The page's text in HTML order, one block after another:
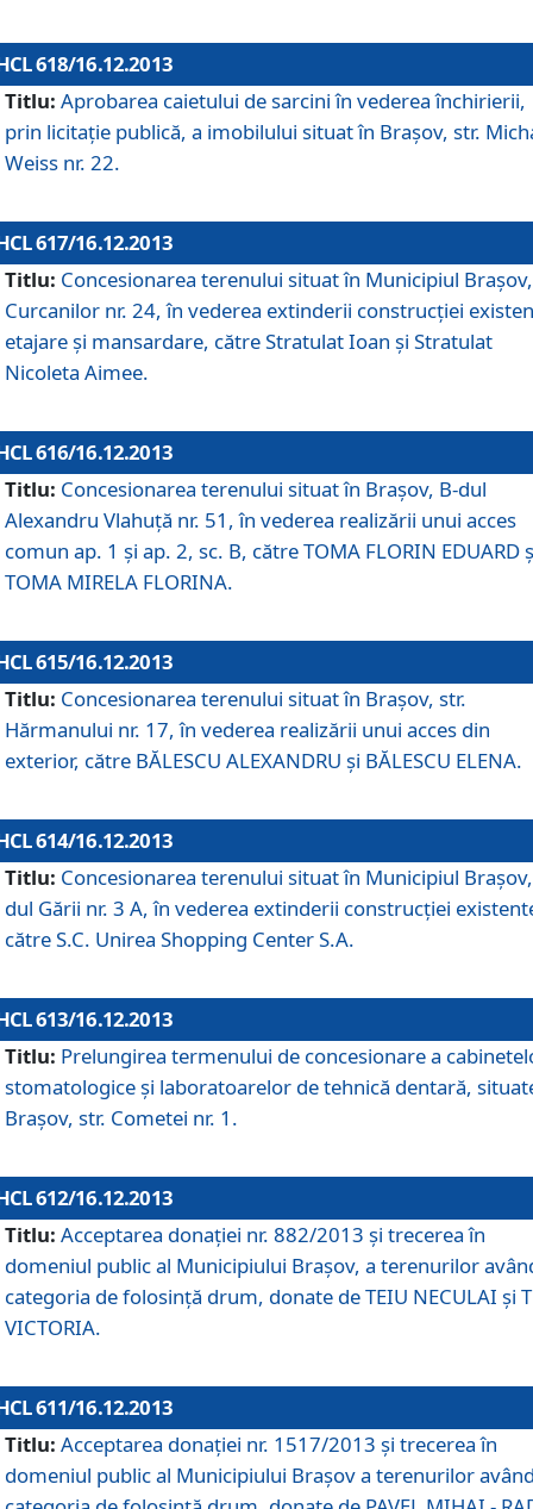
618/16.12.2013
Titlu: Aprobarea caietului de sarcini în vederea închirierii,
prin licitaţie publică, a imobilului situat în Braşov, str.
Weiss nr. 22.
617/16.12.2013
Titlu: Concesionarea terenului situat în Municipiul
Curcanilor nr. 24, în vederea extinderii construcţiei
etajare şi mansardare, către Stratulat Ioan şi Stratulat
Nicoleta Aimee.
616/16.12.2013
Titlu: Concesionarea terenului situat în Braşov, B-dul
Alexandru Vlahuţă nr. 51, în vederea realizării unui acces
comun ap. 1 şi ap. 2, sc. B, către TOMA FLORIN EDUARD
TOMA MIRELA FLORINA.
615/16.12.2013
Titlu: Concesionarea terenului situat în Braşov, str.
Hărmanului nr. 17, în vederea realizării unui acces din
exterior, către BĂLESCU ALEXANDRU şi BĂLESCU ELENA.
614/16.12.2013
Titlu: Concesionarea terenului situat în Municipiul
dul Gării nr. 3 A, în vederea extinderii construcţiei
către S.C. Unirea Shopping Center S.A.
613/16.12.2013
Titlu: Prelungirea termenului de concesionare a
stomatologice şi laboratoarelor de tehnică dentară,
Braşov, str. Cometei nr. 1.
612/16.12.2013
Titlu: Acceptarea donaţiei nr. 882/2013 şi trecerea în
domeniul public al Municipiului Braşov, a terenurilor
categoria de folosinţă drum, donate de TEIU NECULAI şi
VICTORIA.
611/16.12.2013
Titlu: Acceptarea donaţiei nr. 1517/2013 şi trecerea în
domeniul public al Municipiului Braşov a terenurilor